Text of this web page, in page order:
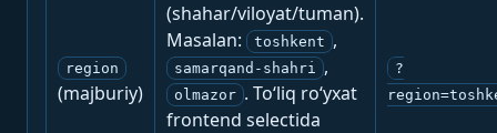
region
(majburiy)
(shahar/viloyat/tuman).
Masalan:
toshkent ,
samarqand-shahri ,
olmazor . To‘liq ro‘yxat
frontend selectida
?